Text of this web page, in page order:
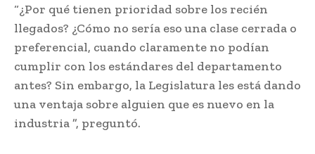
“¿Por qué tienen prioridad sobre los recién
llegados? ¿Cómo no sería eso una clase cerrada o
preferencial, cuando claramente no podían
cumplir con los estándares del departamento
antes? Sin embargo, la Legislatura les está dando
una ventaja sobre alguien que es nuevo en la
industria ”, preguntó.